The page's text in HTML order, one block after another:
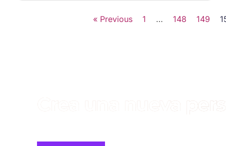
« Previous 1 … 148 149
Crea una nueva